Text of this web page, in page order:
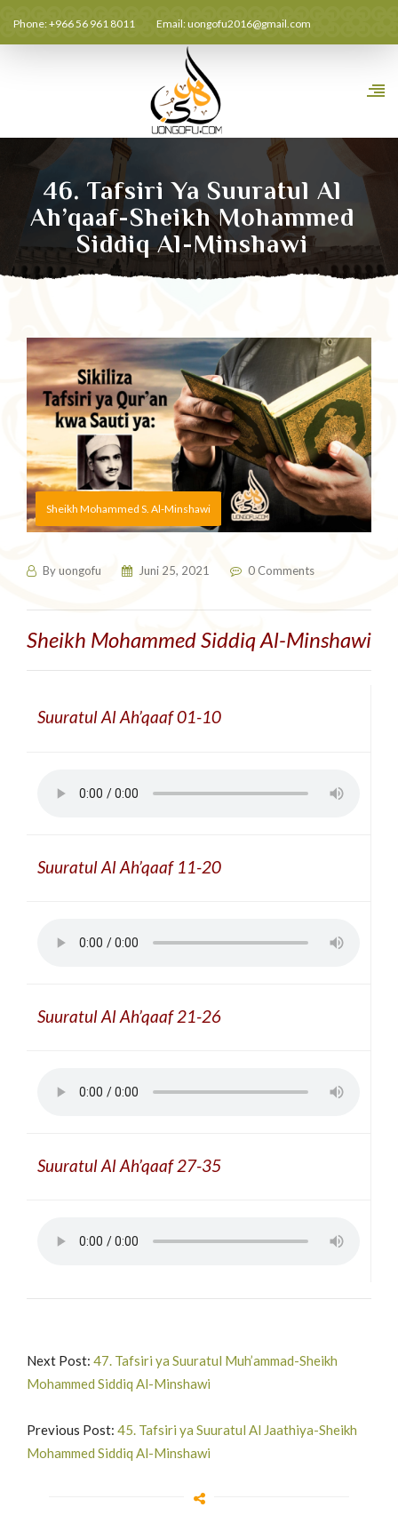
Phone: +966 56 961 8011 Email:uongofu2016@gmail.com
46. Tafsiri Ya Suuratul Al
Ah’qaaf-Sheikh Mohammed
Siddiq Al-Minshawi
Sheikh Mohammed S. Al-Minshawi
Byuongofu Juni 25, 2021 0 Comments
Sheikh Mohammed Siddiq Al-Minshawi
Suuratul Al Ah’qaaf 01-10
Suuratul Al Ah’qaaf 11-20
Suuratul Al Ah’qaaf 21-26
Suuratul Al Ah’qaaf 27-35
Next Post: 47. Tafsiri ya Suuratul Muh’ammad-Sheikh
Mohammed Siddiq Al-Minshawi
Previous Post: 45. Tafsiri ya Suuratul Al Jaathiya-Sheikh
Mohammed Siddiq Al-Minshawi